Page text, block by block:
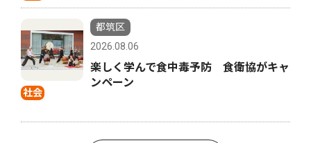
社会
都筑区
2026.08.06
楽しく学んで食中毒予防 食衛協がキャ
ンペーン